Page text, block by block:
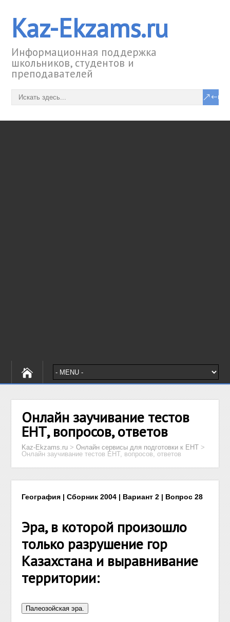
Kaz-Ekzams.ru
Информационная поддержка
школьников, студентов и
преподавателей
Онлайн заучивание тестов
ЕНТ, вопросов, ответов
Kaz-Ekzams.ru >Онлайн сервисы для подготовки к ЕНТ >
Онлайн заучивание тестов ЕНТ, вопросов, ответов
География | Сборник 2004 | Вариант 2 | Вопрос 28
Эра, в которой произошло
только разрушение гор
Казахстана и выравнивание
территории: